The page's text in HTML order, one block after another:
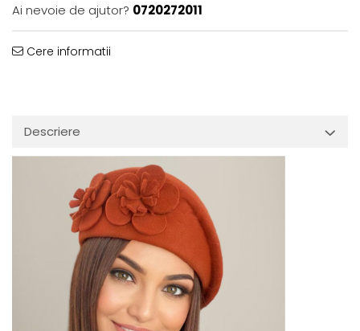
Ai nevoie de ajutor? 0720272011
Cere informatii
Descriere